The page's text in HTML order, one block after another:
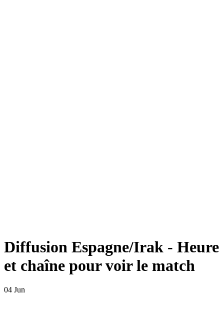
Diffusion Espagne/Irak - Heure
et chaîne pour voir le match
04 Jun